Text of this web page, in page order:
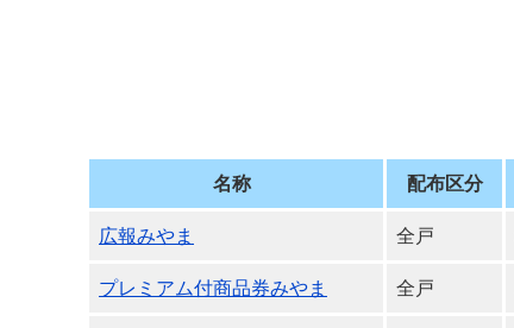
名称 配布区分
広報みやま 全戸
プレミアム付商品券みやま 全戸